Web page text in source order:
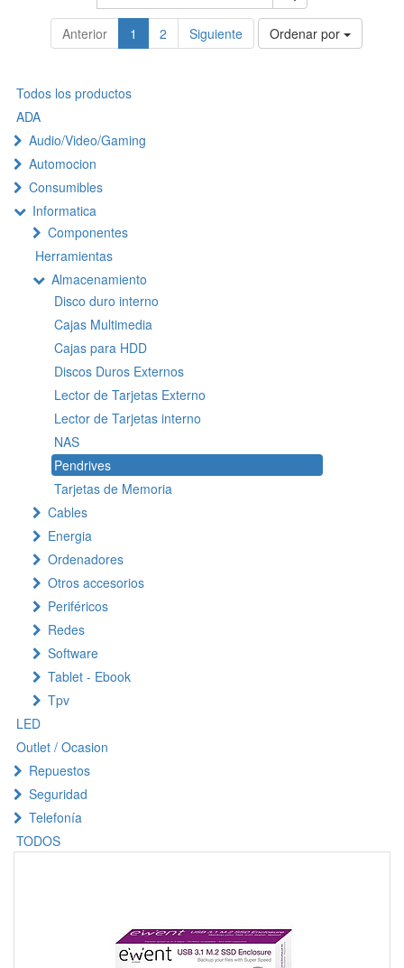
Anterior 1 2 Siguiente Ordenar por
Todos los productos
ADA
Audio/Video/Gaming
Automocion
Consumibles
Informatica
Componentes
Herramientas
Almacenamiento
Disco duro interno
Cajas Multimedia
Cajas para HDD
Discos Duros Externos
Lector de Tarjetas Externo
Lector de Tarjetas interno
NAS
Pendrives
Tarjetas de Memoria
Cables
Energia
Ordenadores
Otros accesorios
Periféricos
Redes
Software
Tablet - Ebook
Tpv
LED
Outlet / Ocasion
Repuestos
Seguridad
Telefonía
TODOS